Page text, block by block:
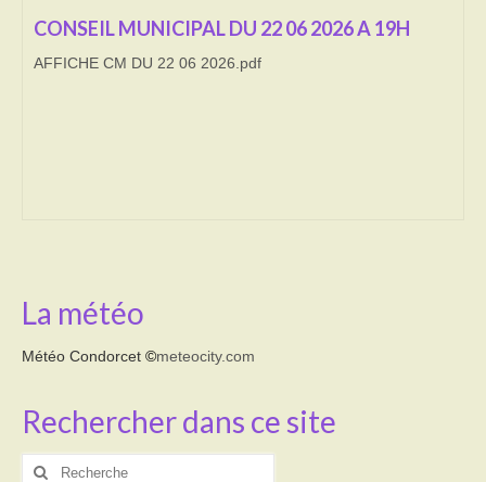
CONSEIL MUNICIPAL DU 22 06 2026 A 19H
AFFICHE CM DU 22 06 2026.pdf
La météo
Météo Condorcet ©meteocity.com
Rechercher dans ce site
Rechercher